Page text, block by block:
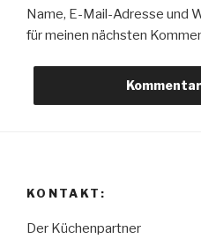
Name, E-Mail-Adresse und
für meinen nächsten
KONTAKT:
Der Küchenpartner